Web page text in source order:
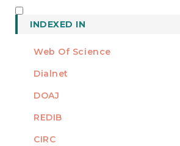
INDEXED IN
Web Of Science
Dialnet
DOAJ
REDIB
CIRC